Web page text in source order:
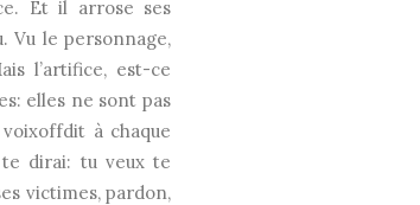
Et il arrose ses
Vu le personnage,
l’artifice, est-ce
elles ne sont pas
à chaque
dirai: tu veux te
victimes, pardon,